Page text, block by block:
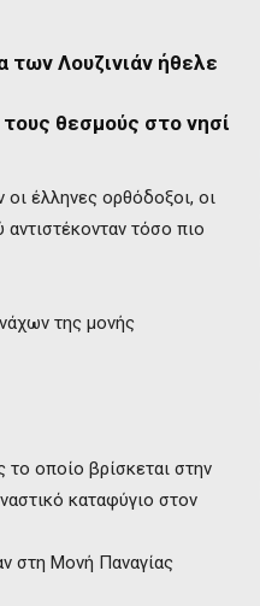
των Λουζινιάν ήθελε
θεσμούς στο νησί
έλληνες ορθόδοξοι, οι
τόσο πιο
της μονής
οποίο βρίσκεται στην
καταφύγιο στον
στη Μονή Παναγίας